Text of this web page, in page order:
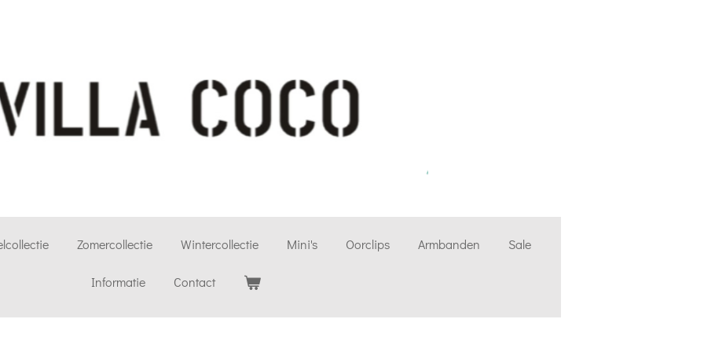
Zomercollectie Wintercollectie Mini's Oorclips Armbanden Sale
Informatie Contact